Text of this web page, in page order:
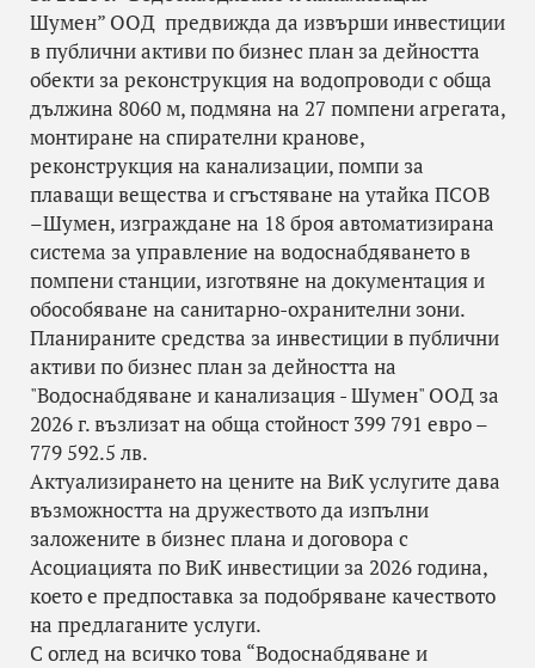
Шумен” ООД предвижда да извърши инвестиции
в публични активи по бизнес план за дейността
обекти за реконструкция на водопроводи с обща
дължина 8060 м, подмяна на 27 помпени агрегата,
монтиране на спирателни кранове,
реконструкция на канализации, помпи за
плаващи вещества и сгъстяване на утайка ПСОВ
–Шумен, изграждане на 18 броя автоматизирана
система за управление на водоснабдяването в
помпени станции, изготвяне на документация и
обособяване на санитарно-охранителни зони.
Планираните средства за инвестиции в публични
активи по бизнес план за дейността на
"Водоснабдяване и канализация - Шумен" ООД за
2026 г. възлизат на обща стойност 399 791 евро –
779 592.5 лв.
Актуализирането на цените на ВиК услугите дава
възможността на дружеството да изпълни
заложените в бизнес плана и договора с
Асоциацията по ВиК инвестиции за 2026 година,
което е предпоставка за подобряване качеството
на предлаганите услуги.
С оглед на всичко това “Водоснабдяване и